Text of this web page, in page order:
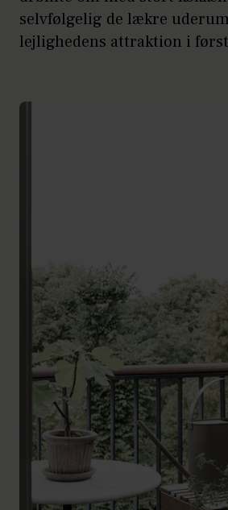
selvfølgelig de lækre
lejlighedens attraktion i